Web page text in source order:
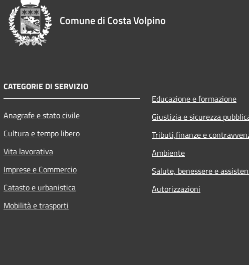
Comune di Costa Volpino
CATEGORIE DI SERVIZIO
Anagrafe e stato civile
Cultura e tempo libero
Vita lavorativa
Imprese e Commercio
Catasto e urbanistica
Mobilità e trasporti
Educazione e formazione
Giustizia e sicurezza
Tributi,finanze e
Ambiente
Salute, benessere e
Autorizzazioni